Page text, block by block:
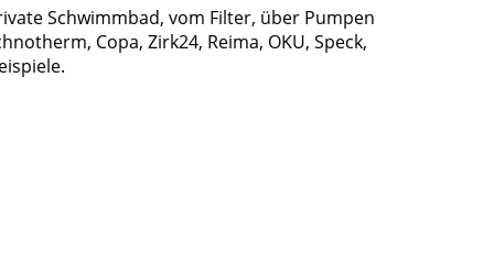
Schwimmbad, vom Filter, über Pumpen
Copa, Zirk24, Reima, OKU, Speck,